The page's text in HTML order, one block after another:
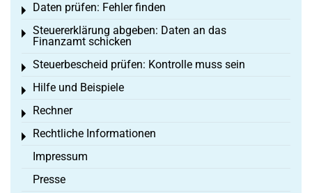
Daten prüfen: Fehler finden
Toggle menu
Steuererklärung abgeben: Daten an das
Finanzamt schicken
Toggle menu
Steuerbescheid prüfen: Kontrolle muss sein
Toggle menu
Hilfe und Beispiele
Toggle menu
Rechner
Toggle menu
Rechtliche Informationen
Toggle menu
Impressum
Presse